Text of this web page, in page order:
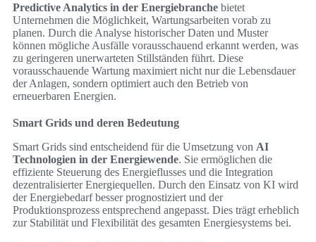
Predictive Analytics in der Energiebranche bietet
Unternehmen die Möglichkeit, Wartungsarbeiten vorab zu
planen. Durch die Analyse historischer Daten und Muster
können mögliche Ausfälle vorausschauend erkannt werden, was
zu geringeren unerwarteten Stillständen führt. Diese
vorausschauende Wartung maximiert nicht nur die Lebensdauer
der Anlagen, sondern optimiert auch den Betrieb von
erneuerbaren Energien.
Smart Grids und deren Bedeutung
Smart Grids sind entscheidend für die Umsetzung von AI
Technologien in der Energiewende. Sie ermöglichen die
effiziente Steuerung des Energieflusses und die Integration
dezentralisierter Energiequellen. Durch den Einsatz von KI wird
der Energiebedarf besser prognostiziert und der
Produktionsprozess entsprechend angepasst. Dies trägt erheblich
zur Stabilität und Flexibilität des gesamten Energiesystems bei.